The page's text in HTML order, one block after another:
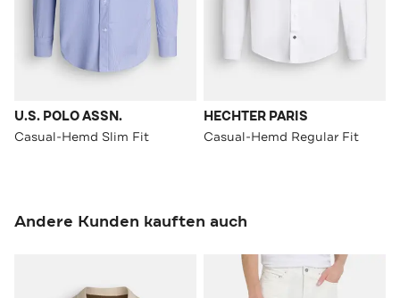
U.S. POLO ASSN.
Casual-Hemd Slim Fit
HECHTER PARIS
Casual-Hemd Regular Fit
Andere Kunden kauften auch